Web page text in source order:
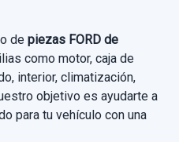
incluidos.
IZQUIERDO
IZQUIERDO
EDITION
de piezas FORD de
como motor, caja de
interior, climatización,
objetivo es ayudarte a
para tu vehículo con una